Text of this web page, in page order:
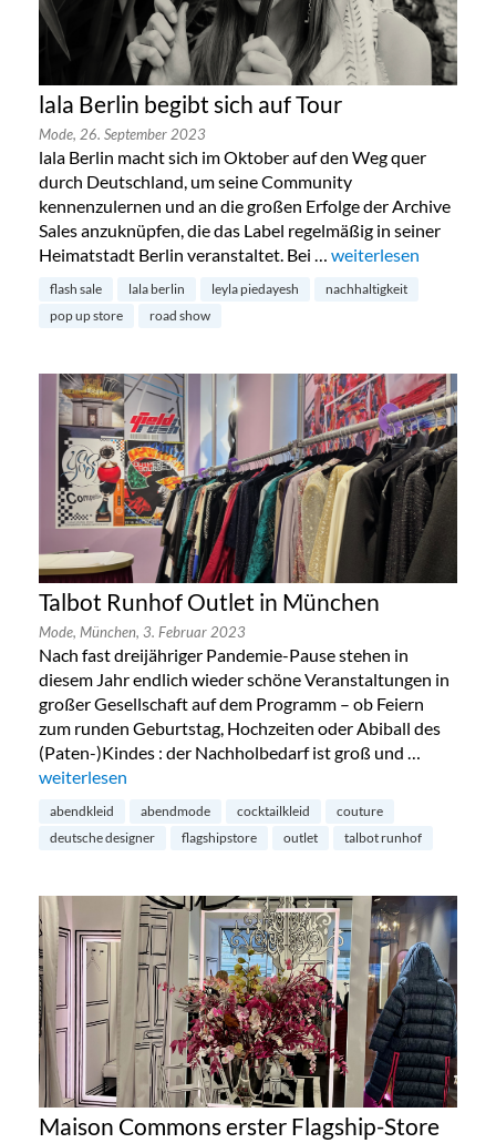
lala Berlin begibt sich auf Tour
Mode, 26. September 2023
lala Berlin macht sich im Oktober auf den Weg quer
durch Deutschland, um seine Community
kennenzulernen und an die großen Erfolge der Archive
Sales anzuknüpfen, die das Label regelmäßig in seiner
Heimatstadt Berlin veranstaltet. Bei … „lala Berlin begibt
weiterlesen
flash sale lala berlin leyla piedayesh
nachhaltigkeit
pop up store
road show
Talbot Runhof Outlet in München
Mode, München, 3. Februar 2023
Nach fast dreijähriger Pandemie-Pause stehen in
diesem Jahr endlich wieder schöne Veranstaltungen in
großer Gesellschaft auf dem Programm – ob Feiern
zum runden Geburtstag, Hochzeiten oder Abiball des
(Paten-)Kindes : der Nachholbedarf ist groß und …
„Talbot Runhof Outlet in München“
weiterlesen
abendkleid abendmode cocktailkleid
couture
deutsche designer
flagshipstore outlet talbot runhof
Maison Commons erster Flagship-Store